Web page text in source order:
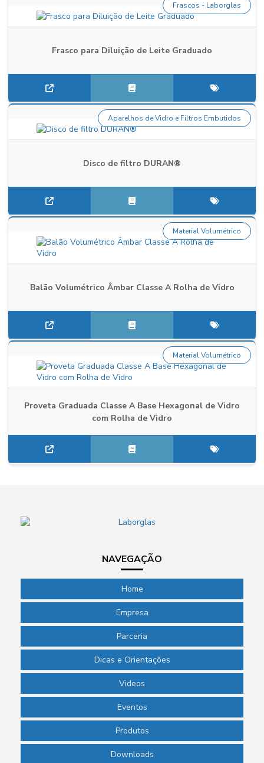
Frasco para Diluição de Leite Graduado
Frascos - Laborglas
Disco de filtro DURAN®
Aparelhos de Vidro e Filtros Embutidos
Balão Volumétrico Âmbar Classe A Rolha de Vidro
Material Volumétrico
Proveta Graduada Classe A Base Hexagonal de Vidro
com Rolha de Vidro
Material Volumétrico
NAVEGAÇÃO
Home
Empresa
Parceria
Dicas e Orientações
Videos
Eventos
Produtos
Downloads